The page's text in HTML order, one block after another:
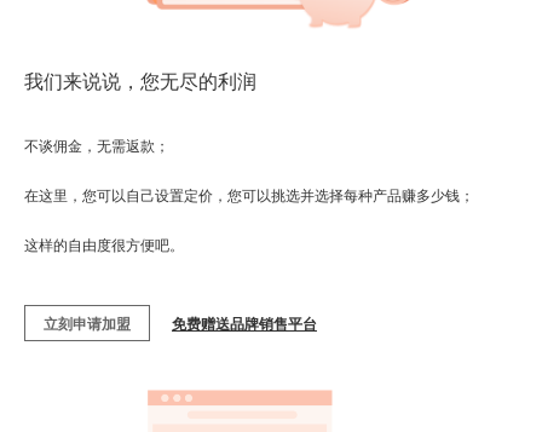
我们来说说，您无尽的利润
不谈佣金，无需返款；
在这里，您可以自己设置定价，您可以挑选并选择每种产品赚多少钱；
这样的自由度很方便吧。
立刻申请加盟 免费赠送品牌销售平台